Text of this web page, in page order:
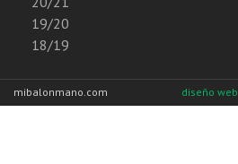
19/20
18/19
mibalonmano.com diseño web